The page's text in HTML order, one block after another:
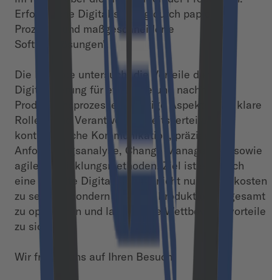
Erfolgreiche Digitalisierung durch papierlose
Prozesse und maßgeschneiderte
Softwarelösungen".
Die Keynote untersucht die Vorteile der
Digitalisierung für effiziente und nachhaltige
Produktionsprozesse. Wichtige Aspekte sind klare
Rollen- und Verantwortlichkeitsverteilung,
kontinuierliche Kommunikation, präzise
Anforderungsanalyse, Change Management sowie
agile Entwicklungsmethoden. Ziel ist es, durch
eine gezielte Digitalisierung nicht nur Papierkosten
zu senken, sondern auch die Produktion insgesamt
zu optimieren und langfristige Wettbewerbsvorteile
zu sichern.
Wir freuen uns auf Ihren Besuch!